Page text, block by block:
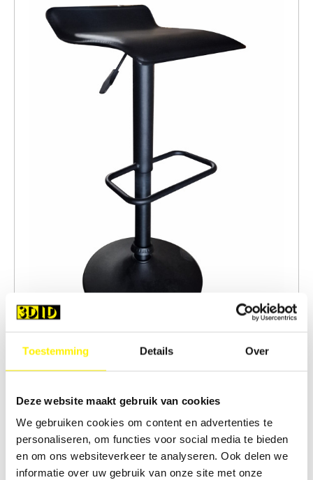
Toestemming Details Over
Deze website maakt gebruik van cookies
We gebruiken cookies om content en advertenties te
personaliseren, om functies voor social media te bieden
en om ons websiteverkeer te analyseren. Ook delen we
informatie over uw gebruik van onze site met onze
kunstleder
€ 10,00